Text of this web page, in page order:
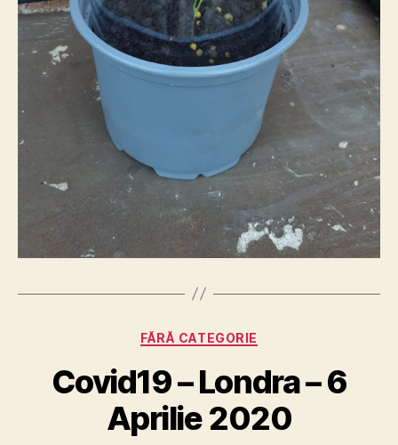
Categories
FĂRĂ CATEGORIE
Covid19 – Londra – 6
Aprilie 2020